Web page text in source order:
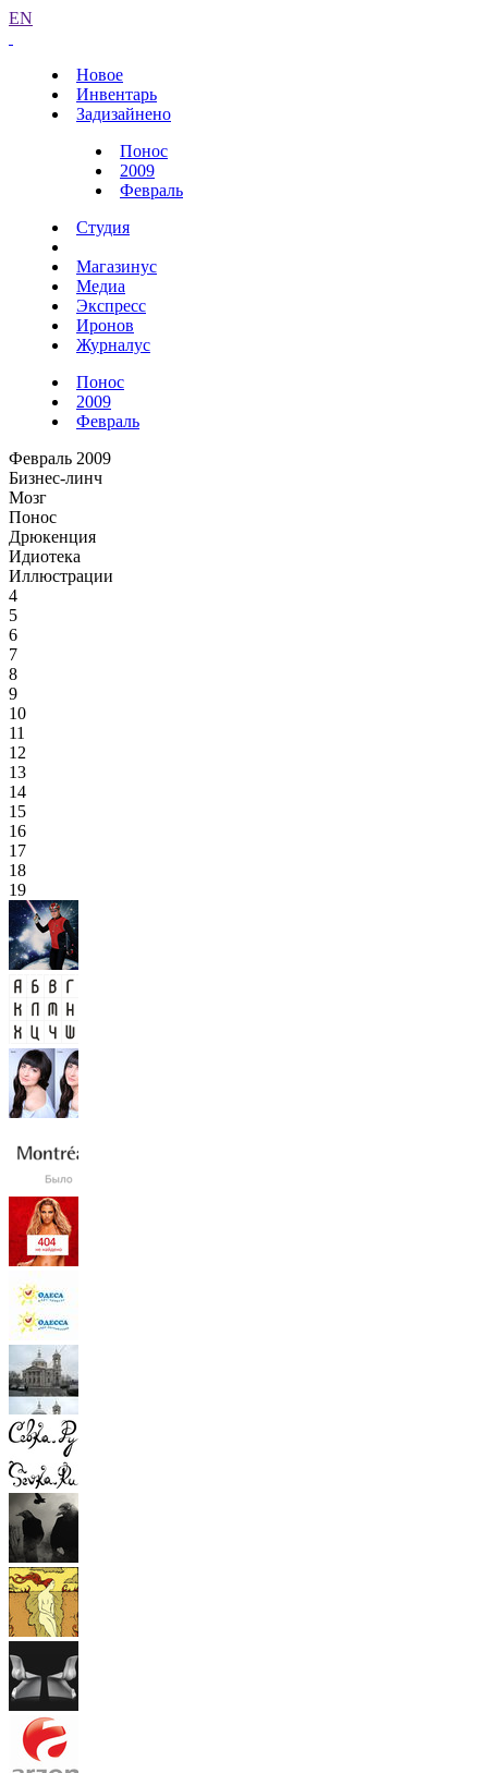
EN
Новое
Инвентарь
Задизайнено
Понос
2009
Февраль
Студия
Магазинус
Медиа
Экспресс
Иронов
Журналус
Понос
2009
Февраль
Февраль 2009
Бизнес-линч
Мозг
Понос
Дрюкенция
Идиотека
Иллюстрации
4
5
6
7
8
9
10
11
12
13
14
15
16
17
18
19